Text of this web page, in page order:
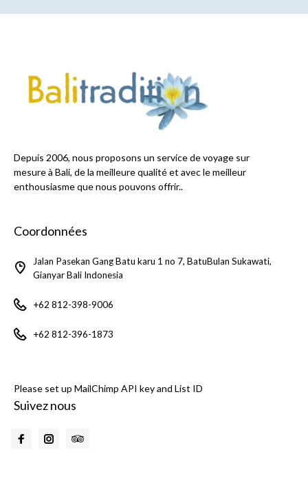
Depuis 2006, nous proposons un service de voyage sur
mesure à Bali, de la meilleure qualité et avec le meilleur
enthousiasme que nous pouvons offrir..
Coordonnées
Jalan Pasekan Gang Batu karu 1 no 7, BatuBulan Sukawati,
Gianyar Bali Indonesia
+62 812-398-9006
+62 812-396-1873
Please set up MailChimp API key and List ID
Suivez nous